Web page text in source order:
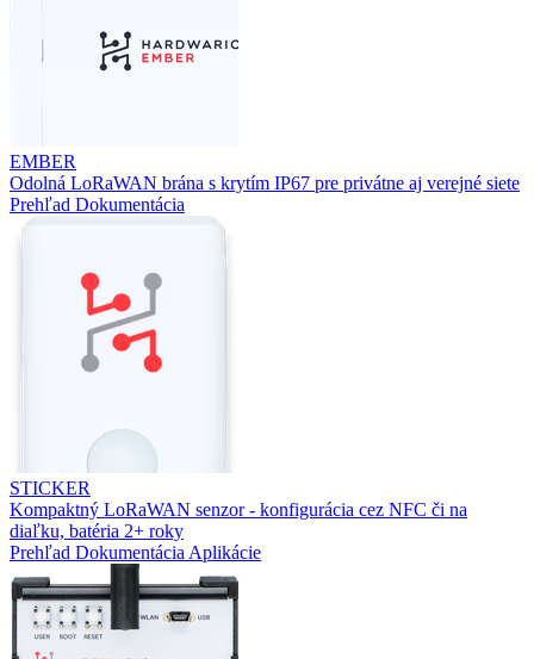
EMBER
Odolná LoRaWAN brána s krytím IP67 pre privátne aj verejné siete
Prehľad Dokumentácia
STICKER
Kompaktný LoRaWAN senzor - konfigurácia cez NFC či na
diaľku, batéria 2+ roky
Prehľad Dokumentácia Aplikácie